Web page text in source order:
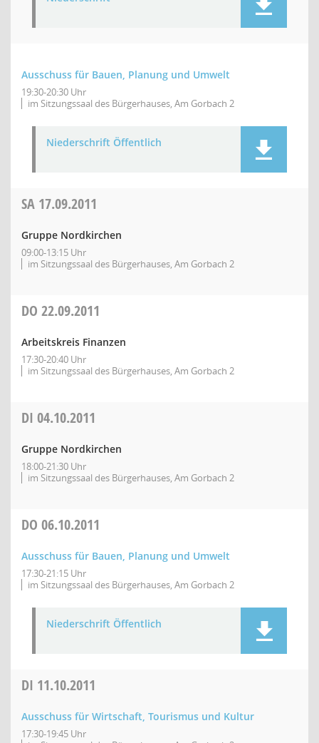
Ausschuss für Bauen, Planung und Umwelt
19:30-20:30 Uhr
im Sitzungssaal des Bürgerhauses, Am Gorbach 2
Niederschrift Öffentlich
SA 17.09.2011
Gruppe Nordkirchen
09:00-13:15 Uhr
im Sitzungssaal des Bürgerhauses, Am Gorbach 2
DO 22.09.2011
Arbeitskreis Finanzen
17:30-20:40 Uhr
im Sitzungssaal des Bürgerhauses, Am Gorbach 2
DI 04.10.2011
Gruppe Nordkirchen
18:00-21:30 Uhr
im Sitzungssaal des Bürgerhauses, Am Gorbach 2
DO 06.10.2011
Ausschuss für Bauen, Planung und Umwelt
17:30-21:15 Uhr
im Sitzungssaal des Bürgerhauses, Am Gorbach 2
Niederschrift Öffentlich
DI 11.10.2011
Ausschuss für Wirtschaft, Tourismus und Kultur
17:30-19:45 Uhr